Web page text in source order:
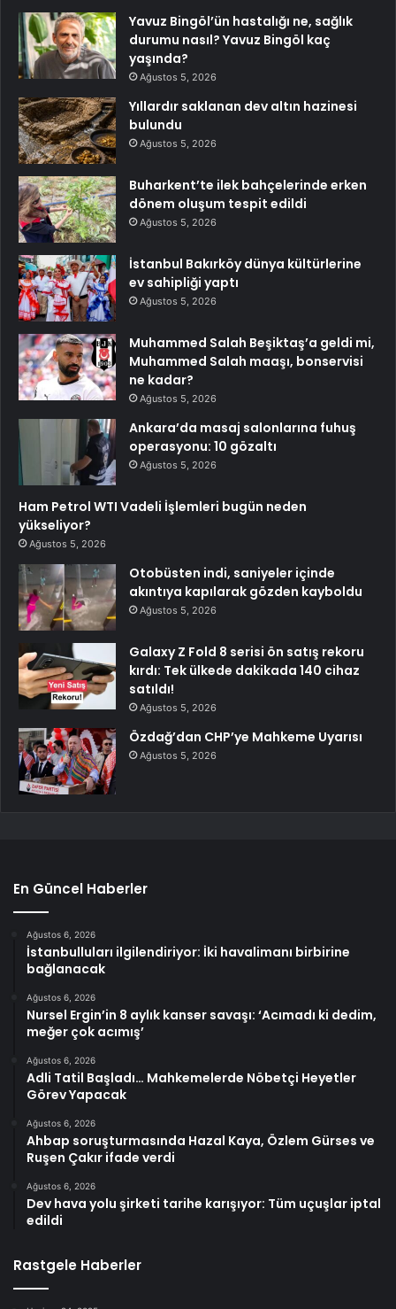
Yavuz Bingöl’ün hastalığı ne, sağlık
durumu nasıl? Yavuz Bingöl kaç
yaşında?
Ağustos 5, 2026
Yıllardır saklanan dev altın hazinesi
bulundu
Ağustos 5, 2026
Buharkent’te ilek bahçelerinde erken
dönem oluşum tespit edildi
Ağustos 5, 2026
İstanbul Bakırköy dünya kültürlerine
ev sahipliği yaptı
Ağustos 5, 2026
Muhammed Salah Beşiktaş’a geldi mi,
Muhammed Salah maaşı, bonservisi
ne kadar?
Ağustos 5, 2026
Ankara’da masaj salonlarına fuhuş
operasyonu: 10 gözaltı
Ağustos 5, 2026
Ham Petrol WTI Vadeli İşlemleri bugün neden
yükseliyor?
Ağustos 5, 2026
Otobüsten indi, saniyeler içinde
akıntıya kapılarak gözden kayboldu
Ağustos 5, 2026
Galaxy Z Fold 8 serisi ön satış rekoru
kırdı: Tek ülkede dakikada 140 cihaz
satıldı!
Ağustos 5, 2026
Özdağ’dan CHP’ye Mahkeme Uyarısı
Ağustos 5, 2026
En Güncel Haberler
Ağustos 6, 2026
İstanbulluları ilgilendiriyor: İki havalimanı birbirine
bağlanacak
Ağustos 6, 2026
Nursel Ergin’in 8 aylık kanser savaşı: ‘Acımadı ki dedim,
meğer çok acımış’
Ağustos 6, 2026
Adli Tatil Başladı… Mahkemelerde Nöbetçi Heyetler
Görev Yapacak
Ağustos 6, 2026
Ahbap soruşturmasında Hazal Kaya, Özlem Gürses ve
Ruşen Çakır ifade verdi
Ağustos 6, 2026
Dev hava yolu şirketi tarihe karışıyor: Tüm uçuşlar iptal
edildi
Rastgele Haberler